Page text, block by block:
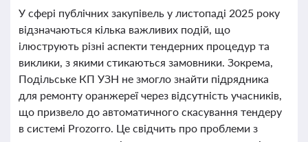
У сфері публічних закупівель у листопаді 2025 року
відзначаються кілька важливих подій, що
ілюструють різні аспекти тендерних процедур та
виклики, з якими стикаються замовники. Зокрема,
Подільське КП УЗН не змогло знайти підрядника
для ремонту оранжереї через відсутність учасників,
що призвело до автоматичного скасування тендеру
в системі Prozorro. Це свідчить про проблеми з